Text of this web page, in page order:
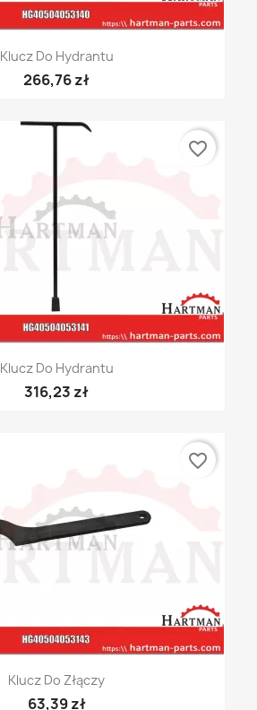
Klucz Do Hydrantu
266,76 zł
Klucz Do Hydrantu
316,23 zł
favorite_border
Klucz Do Złączy
63,39 zł
favorite_border